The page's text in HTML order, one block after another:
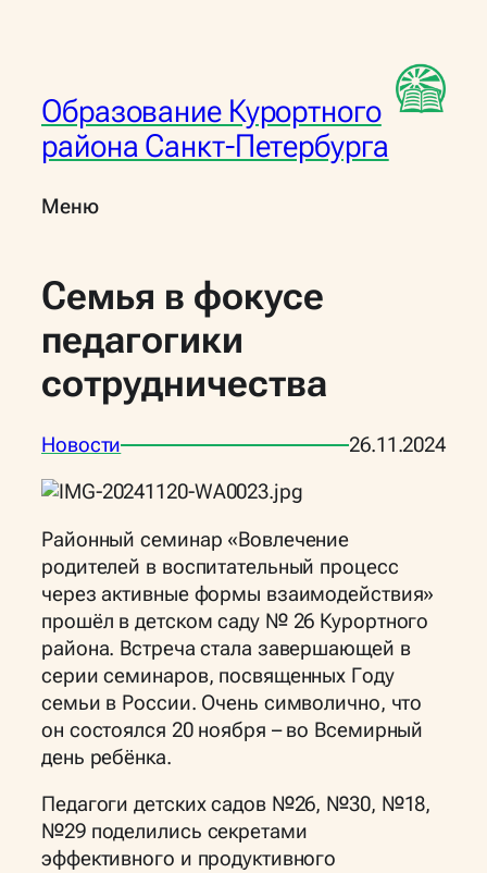
Образование Курортного
района Санкт-Петербурга
Меню
Семья в фокусе
педагогики
сотрудничества
Новости 26.11.2024
Районный семинар «Вовлечение
родителей в воспитательный процесс
через активные формы взаимодействия»
прошёл в детском саду № 26 Курортного
района. Встреча стала завершающей в
серии семинаров, посвященных Году
семьи в России. Очень символично, что
он состоялся 20 ноября – во Всемирный
день ребёнка.
Педагоги детских садов №26, №30, №18,
№29 поделились секретами
эффективного и продуктивного